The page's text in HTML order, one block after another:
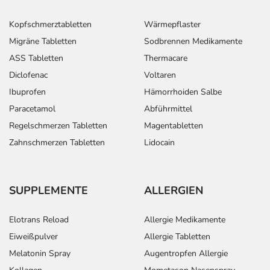
sowie Durchfall. Setzen Sie sich bei dem Verdacht auf
eine Überdosierung umgehend mit einem Arzt in
Verbindung.
Kleinkindern und älteren Menschen auf eine
gewissenhafte Dosierung. Im Zweifelsfalle fragen Sie
Ihren Arzt oder Apotheker nach etwaigen Auswirkungen
oder Vorsichtsmaßnahmen.
Angaben der Packungsbeilage abweichen. Da der Arzt sie
nach seinen Anweisungen anwenden.
Aufbewahrung
Wichtige Hinweise
Kopfschmerztabletten
Migräne Tabletten
ASS Tabletten
Diclofenac
Ibuprofen
Paracetamol
Regelschmerzen Tabletten
Zahnschmerzen Tabletten
Wärmepflaster
Sodbrennen Medikamente
Thermacare
Voltaren
Hämorrhoiden Salbe
Abführmittel
Magentabletten
Lidocain
SUPPLEMENTE
Elotrans Reload
Eiweißpulver
Melatonin Spray
ALLERGIEN
Allergie Medikamente
Allergie Tabletten
Augentropfen Allergie